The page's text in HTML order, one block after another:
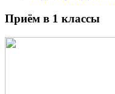
Приём в 1 классы